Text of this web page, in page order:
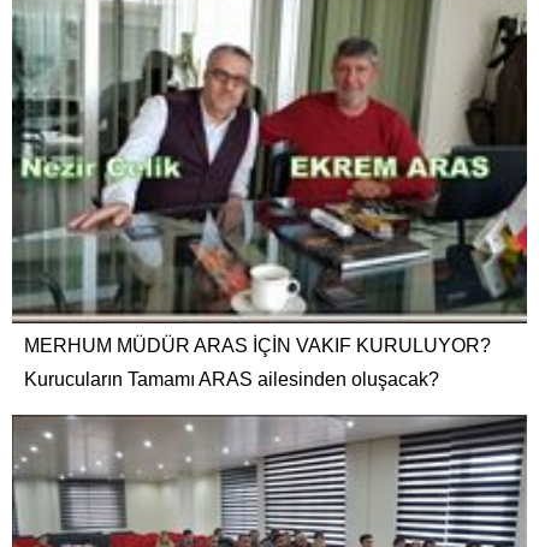
MERHUM MÜDÜR ARAS İÇİN VAKIF KURULUYOR?
Kurucuların Tamamı ARAS ailesinden oluşacak?